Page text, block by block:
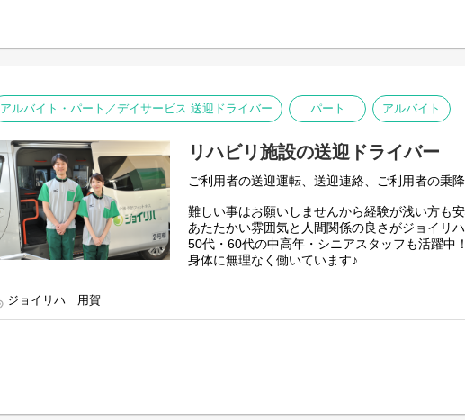
アルバイト・パート／デイサービス 送迎ドライバー パート アルバイト
リハビリ施設の送迎ドライバー
ご利用者の送迎運転、送迎連絡、ご利用者の乗
難しい事はお願いしませんから経験が浅い方も
あたたかい雰囲気と人間関係の良さがジョイリ
50代・60代の中高年・シニアスタッフも活躍中！
身体に無理なく働いています♪
ジョイリハ 用賀